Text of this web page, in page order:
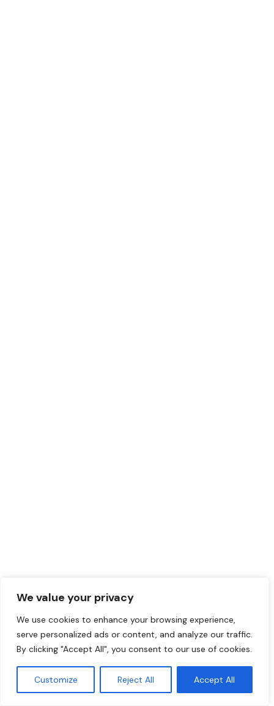
We value your privacy
We use cookies to enhance your browsing experience,
serve personalized ads or content, and analyze our traffic.
By clicking "Accept All", you consent to our use of cookies.
Customize Reject All Accept All